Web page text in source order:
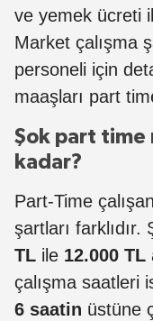
ve yemek ücreti
Market çalışma
personeli için
maaşları part
Şok part time
kadar?
Part-Time
şartları
TL ile 12.000 TL
çalışma saatleri
6 saatin üstüne